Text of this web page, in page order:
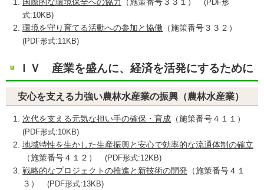
(PDF形
式:10KB)
環境を守り育てる活動への参加と協働 （施策番号３３２）
(PDF形式:11KB)
ＩＶ 産業を盛んに、経済を活発にするために
安心を支える力強い農林水産業の振興（農林水産業）
次代を支える元気な担い手の確保・育成 （施策番号４１１）
(PDF形式:10KB)
地域特性を生かした生産振興と安心で効率的な流通体制の確立
（施策番号４１２） (PDF形式:12KB)
戦略的なプロジェクトの推進と新技術の開発 （施策番号４１
３） (PDF形式:13KB)